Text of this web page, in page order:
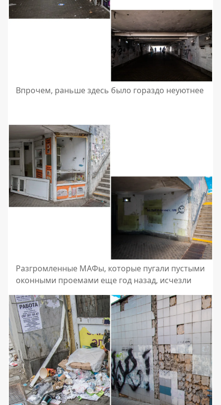
Впрочем, раньше здесь было гораздо неуютнее
Разгромленные МАФы, которые пугали пустыми
оконными проемами еще год назад, исчезли